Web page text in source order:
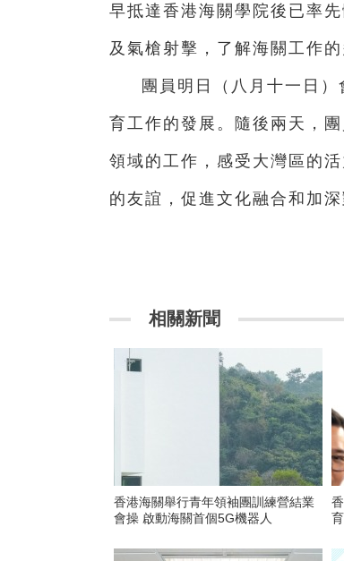
早抵達香港海關學院後已率
及氣槍射擊，了解海關工作
團員明日（八月十一日
育工作的發展。隨後兩天，
領域的工作，感受大灣區的
的友誼，促進文化融合和加
相關新聞
香港海關舉行青年領袖團訓練營結業
會操 啟動海關首個5G機器人